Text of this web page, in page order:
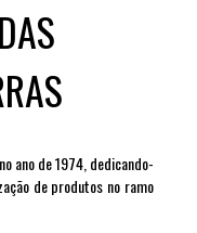
ano de 1974, dedicando-
de produtos no ramo